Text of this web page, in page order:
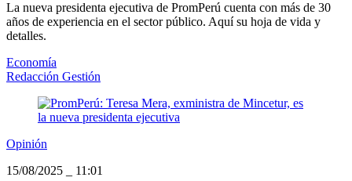
La nueva presidenta ejecutiva de PromPerú cuenta con más de 30
años de experiencia en el sector público. Aquí su hoja de vida y
detalles.
Economía
Redacción Gestión
Opinión
15/08/2025
11:01